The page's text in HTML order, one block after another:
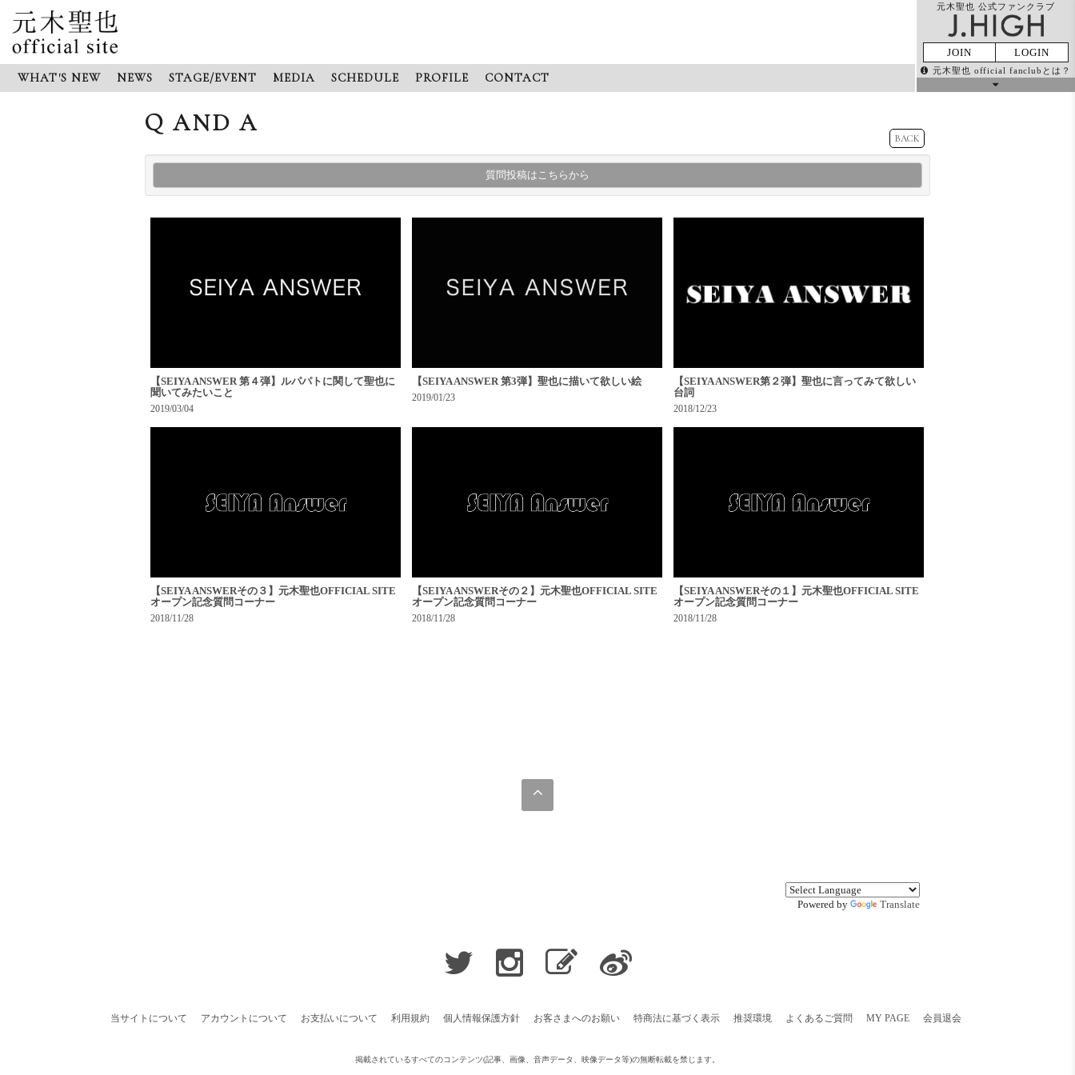
WHAT'S NEW NEWS STAGE/EVENT MEDIA SCHEDULE PROFILE CONTACT
元木聖也 公式ファンクラブ
JOIN LOGIN
元木聖也 official fanclubとは？
Q AND A
BACK
質問投稿はこちらから
【SEIYA ANSWER 第４弾】ルパパトに関して聖也に
聞いてみたいこと
2019/03/04
【SEIYA ANSWER 第3弾】聖也に描いて欲しい絵
2019/01/23
【SEIYA ANSWER第２弾】聖也に言ってみて欲しい
台詞
2018/12/23
【SEIYA ANSWERその３】元木聖也OFFICIAL SITE
オープン記念質問コーナー
2018/11/28
【SEIYA ANSWERその２】元木聖也OFFICIAL SITE
オープン記念質問コーナー
2018/11/28
【SEIYA ANSWERその１】元木聖也OFFICIAL SITE
オープン記念質問コーナー
2018/11/28
Powered by Translate
当サイトについて アカウントについて お支払いについて 利用規約 個人情報保護方針 お客さまへのお願い 特商法に基づく表示 推奨環境 よくあるご質問 MY PAGE 会員退会
掲載されているすべてのコンテンツ(記事、画像、音声データ、映像データ等)の無断転載を禁じます。